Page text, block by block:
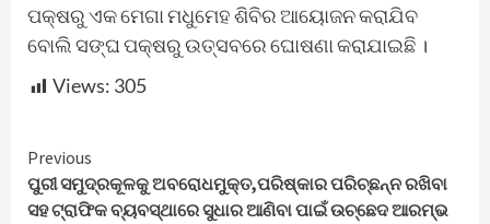
ପକ୍ଷରୁ ଏକ ମେଗା ମଧୁମେହ ଶିବିର ଆୟୋଜନ କରାଯିବ
ବୋଲି ସଙ୍ଘ ପକ୍ଷରୁ ଉତ୍ସବରେ ଘୋଷଣା କରାଯାଇଛି ।
Views: 305
Continue
Reading
Previous
ପୁରୀ ସମୁଦ୍ରକୂଳକୁ ଅବରୋଧମୁକ୍ତ,ପରିଷ୍କାର ପରିଚ୍ଛନ୍ନ ରଖିବା
ସହ ଟ୍ରାଫିକ ବ୍ୟବସ୍ଥାରେ ସୁଧାର ଆଣିବା ପାଇଁ ଉଚ୍ଛେଦ ଆରମ୍ଭ